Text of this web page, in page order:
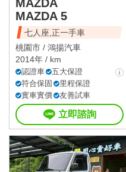
MAZDA
MAZDA 5
七人座,正一手車
桃園市 / 鴻揚汽車
2014年 / km
認證車
五大保證
符合保固
里程保證
實車實價
友善試車
立即諮詢